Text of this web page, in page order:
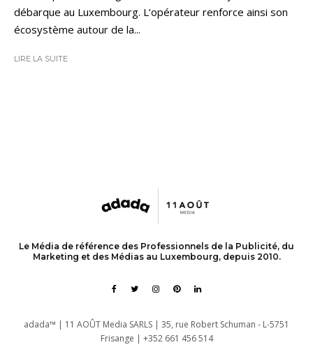
débarque au Luxembourg. L’opérateur renforce ainsi son
écosystème autour de la...
LIRE LA SUITE
Le Média de référence des Professionnels de la Publicité, du
Marketing et des Médias au Luxembourg, depuis 2010.
adada™ | 11 AOÛT Media SARLS | 35, rue Robert Schuman - L-5751
Frisange | +352 661 456 514